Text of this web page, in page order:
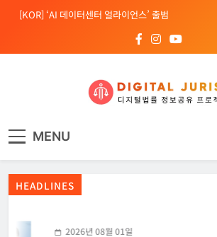
Skip[KOR] ‘AI 데이터센터 얼라이언스’ 출범
[EU] 틱톡의 아동 보호 미흡 관련 예비 조사결과 발표
[Russia] 텔레그램 설립자 파벨 두로프 기소
[KOR] ‘AI 데이터센터 얼라이언스’ 출범
[EU] 틱톡의 아동 보호 미흡 관련 예비 조사결과 발표
MENU
HEADLINES
2026년 08월 01일